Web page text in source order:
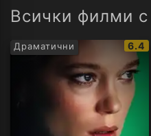
Всички филми
Драматични
IMDb
6.4